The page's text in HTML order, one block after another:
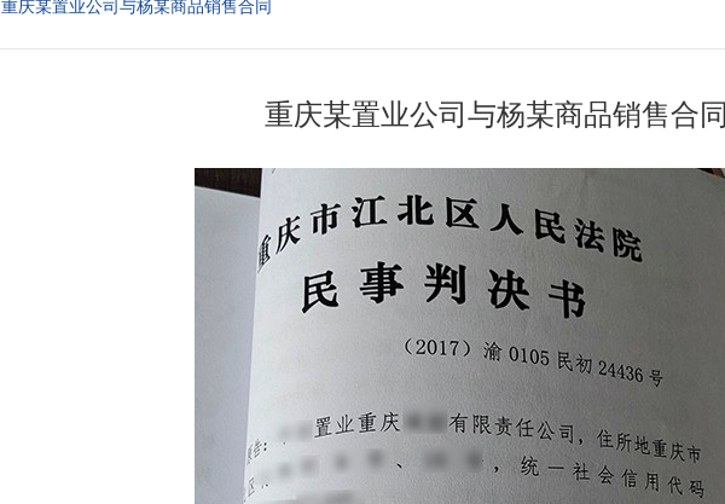
重庆某置业公司与杨某商品销售合同
重庆某置业公司与杨某商品销售合同